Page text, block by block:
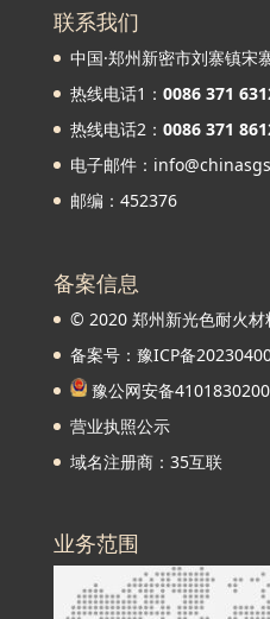
联系我们
中国·郑州新密市刘寨镇宋
热线电话1： 0086 371
热线电话2： 0086 371
电子邮件：
邮编：452376
备案信息
© 2020 郑州新光色耐火材
备案号：豫ICP备
豫公网安备
营业执照公示
域名注册商：35互联
业务范围